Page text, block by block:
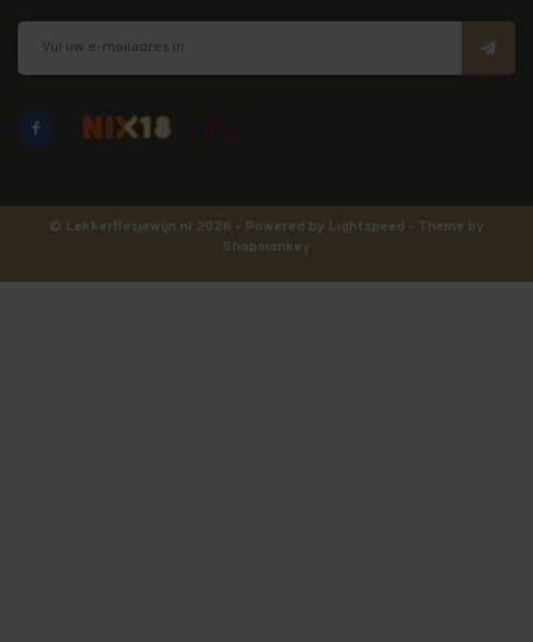
© Lekkerflesjewijn.nl 2026 - Powered by Lightspeed - Theme by
Shopmonkey